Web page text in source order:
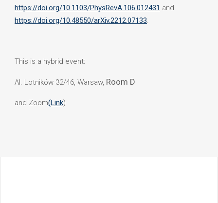
https://doi.org/10.1103/PhysRevA.106.012431 and
https://doi.org/10.48550/arXiv.2212.07133.
This is a hybrid event:
Al. Lotników 32/46, Warsaw, Room D
and Zoom(Link)